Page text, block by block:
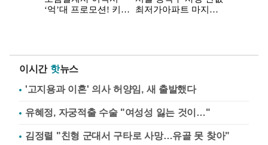
이시간 핫뉴스
'고지용과 이혼' 의사 허양임, 새 출발했다
유혜정, 자궁적출 수술 "여성성 잃는 것이…"
김정렬 "친형 군대서 구타로 사망…유골 못 찾아"